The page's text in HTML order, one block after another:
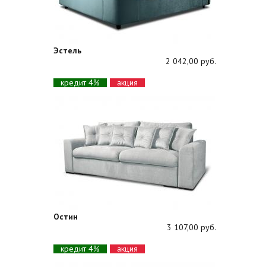
Эстель
2 042,00 руб.
кредит 4%
акция
Остин
3 107,00 руб.
кредит 4%
акция